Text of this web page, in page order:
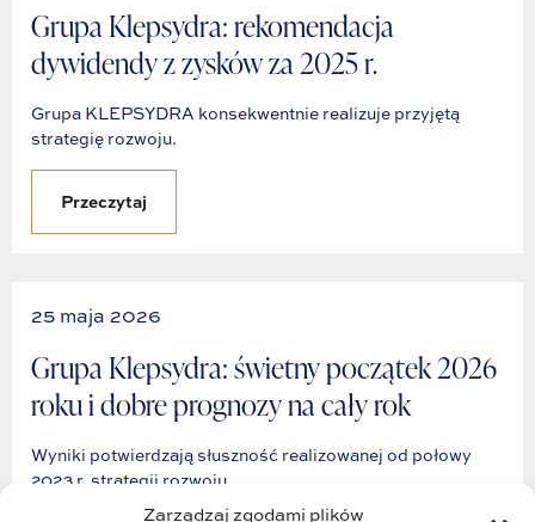
Zarządzaj zgodami plików
Grupa Klepsydra: rekomendacja
dywidendy z zysków za 2025 r.
Grupa KLEPSYDRA konsekwentnie realizuje przyjętą
strategię rozwoju.
Przeczytaj
25 maja 2026
Grupa Klepsydra: świetny początek 2026
roku i dobre prognozy na cały rok
Wyniki potwierdzają słuszność realizowanej od połowy
2023 r. strategii rozwoju.